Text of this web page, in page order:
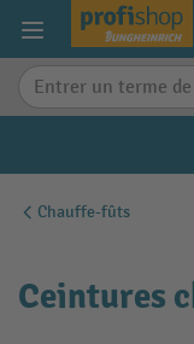
content
Chauffe-fûts
Ceintures